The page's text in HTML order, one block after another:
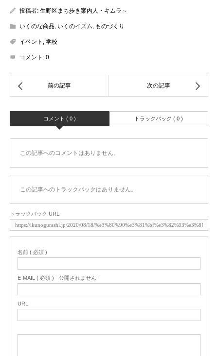
投稿者: 生野区まち歩き案内人・キムラ～
いくのな商品, いくのイズム, ものづくり
イベント , 学校
コメント: 0
コメント ( 0 ) トラックバック ( 0 )
この記事へのコメントはありません。
この記事へのトラックバックはありません。
トラックバック URL
名前 ( 必須 )
E-MAIL ( 必須 ) - 公開されません -
URL